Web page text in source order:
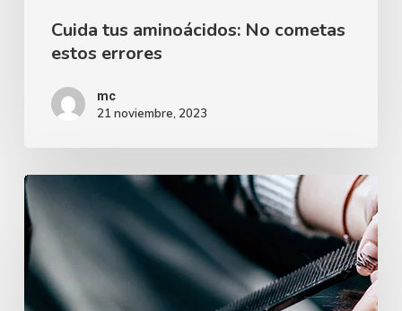
Cuida tus aminoácidos: No cometas
estos errores
mc
21 noviembre, 2023